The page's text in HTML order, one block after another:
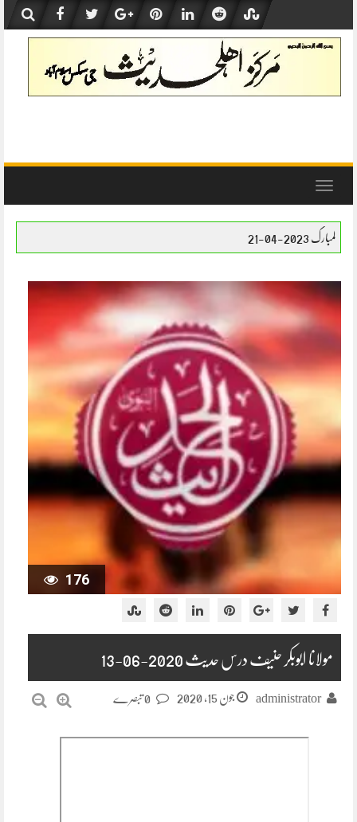
content
Toggle
176
مولانا ابوبکر حنیف درس حدیث 2020-06-13
administrator جون 15, 2020